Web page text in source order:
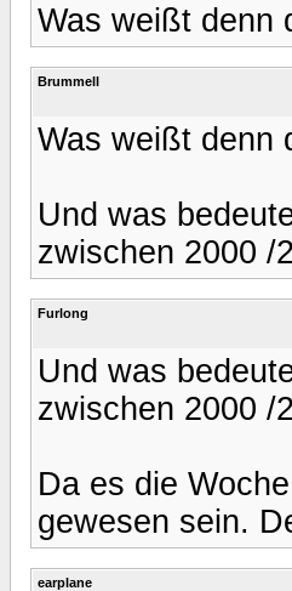
Was weißt denn
Brummell
Was weißt denn
Und was
zwischen 2000 /
Furlong
Und was
zwischen 2000 /
Da es die
gewesen sein.
earplane